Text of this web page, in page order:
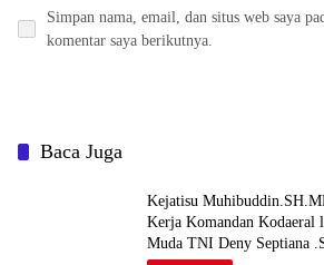
Simpan nama, email, dan situs web saya
komentar saya berikutnya.
Baca Juga
Kejatisu
Kerja Komandan Kodaeral
Muda TNI Deny Septiana